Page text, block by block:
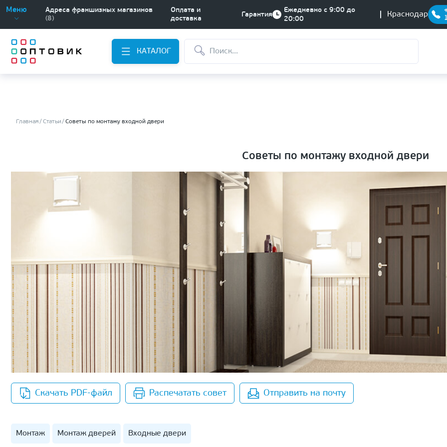
Меню
Адреса франшизных магазинов
(8)
Оплата и
доставка
Гарантия
Ежедневно с 9:00 до
20:00
Краснодар
КАТАЛОГ
Главная Статьи Советы по монтажу входной двери
Советы по монтажу входной двери
Скачать PDF-файл Распечатать совет Отправить на почту
Монтаж Монтаж дверей Входные двери